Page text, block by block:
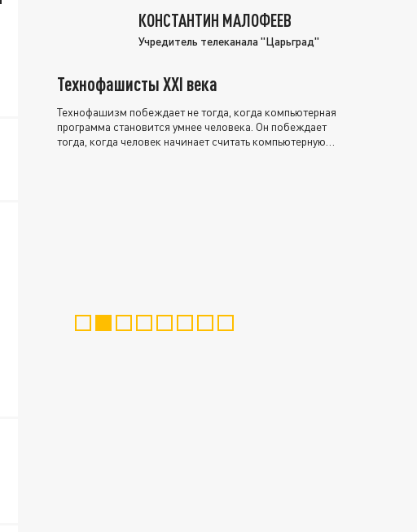
КОНСТАНТИН МАЛОФЕЕВ
Учредитель телеканала "Царьград"
Технофашисты XXI века
Технофашизм побеждает не тогда, когда компьютерная
программа становится умнее человека. Он побеждает
тогда, когда человек начинает считать компьютерную